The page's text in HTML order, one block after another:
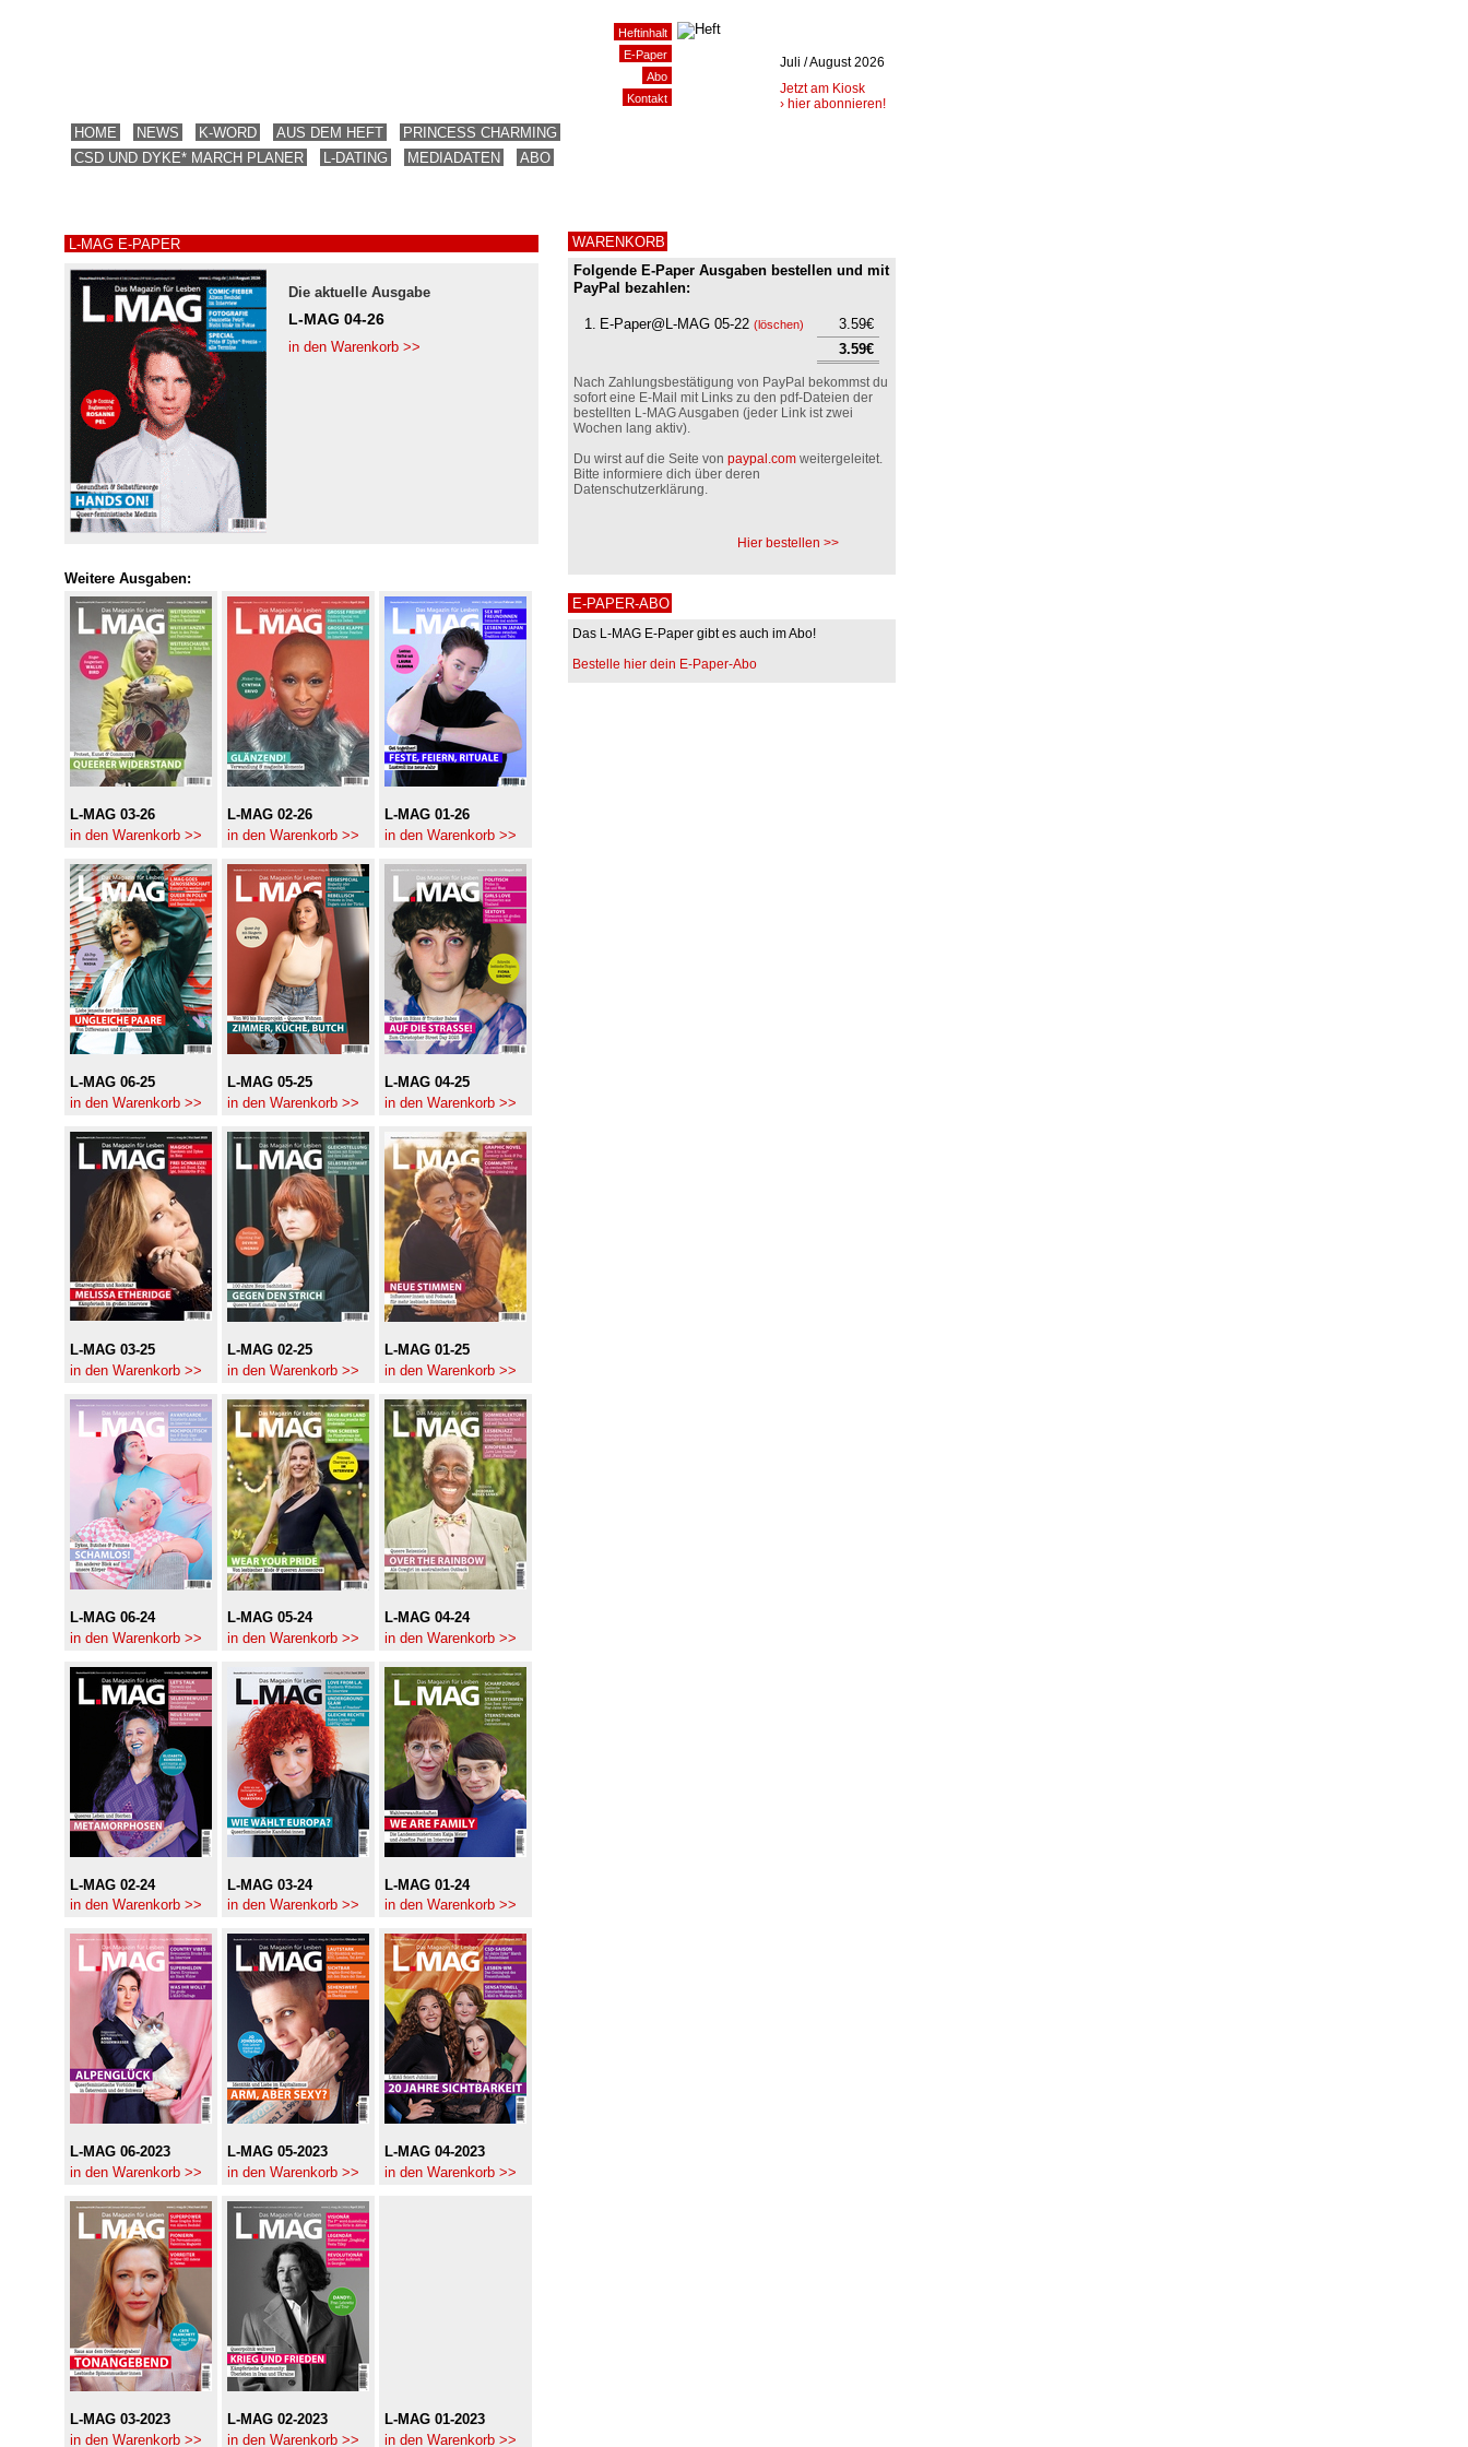
HOME NEWS K-WORD AUS DEM HEFT
PRINCESS CHARMING
CSD UND DYKE* MARCH PLANER
L-DATING MEDIADATEN ABO
L-MAG E-PAPER
Die aktuelle Ausgabe
L-MAG 04-26
in den Warenkorb >>
Weitere Ausgaben:
L-MAG 03-26
in den Warenkorb >>
L-MAG 02-26
in den Warenkorb >>
L-MAG 01-26
in den Warenkorb >>
L-MAG 06-25
in den Warenkorb >>
L-MAG 05-25
in den Warenkorb >>
L-MAG 04-25
in den Warenkorb >>
L-MAG 03-25
in den Warenkorb >>
L-MAG 02-25
in den Warenkorb >>
L-MAG 01-25
in den Warenkorb >>
L-MAG 06-24
in den Warenkorb >>
L-MAG 05-24
in den Warenkorb >>
L-MAG 04-24
in den Warenkorb >>
L-MAG 02-24
in den Warenkorb >>
L-MAG 03-24
in den Warenkorb >>
L-MAG 01-24
in den Warenkorb >>
L-MAG 06-2023
in den Warenkorb >>
L-MAG 05-2023
in den Warenkorb >>
L-MAG 04-2023
in den Warenkorb >>
L-MAG 03-2023
in den Warenkorb >>
L-MAG 02-2023
in den Warenkorb >>
L-MAG 01-2023
in den Warenkorb >>
WARENKORB
Folgende E-Paper Ausgaben bestellen und mit
PayPal bezahlen:
1. E-Paper@L-MAG 05-22 (löschen)
3.59€
3.59€
Nach Zahlungsbestätigung von PayPal bekommst du
sofort eine E-Mail mit Links zu den pdf-Dateien der
bestellten L-MAG Ausgaben (jeder Link ist zwei
Wochen lang aktiv).
Du wirst auf die Seite von paypal.com weitergeleitet.
Bitte informiere dich über deren
Datenschutzerklärung.
Hier bestellen >>
E-PAPER-ABO
Das L-MAG E-Paper gibt es auch im Abo!
Bestelle hier dein E-Paper-Abo
Heftinhalt
E-Paper
Abo
Kontakt
Juli / August 2026
Jetzt am Kiosk
› hier abonnieren!